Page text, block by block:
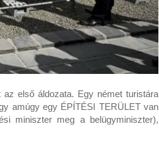
első áldozata. Egy német turistára
amúgy egy ÉPÍTÉSI TERÜLET van
miniszter meg a belügyminiszter),